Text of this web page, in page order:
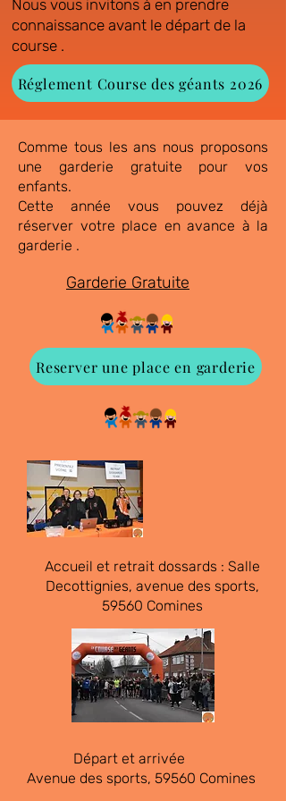
Nous vous invitons à en prendre
connaissance avant le départ de la
course .
Réglement Course des géants 2026
Comme tous les ans nous proposons
une garderie gratuite pour vos
enfants.
Cette année vous pouvez déjà
réserver votre place en avance à la
garderie .
Garderie Gratuite
Reserver une place en garderie
Accueil et retrait dossards : Salle
Decottignies, avenue des sports,
59560 Comines
Départ et arrivée
Avenue des sports, 59560 Comines